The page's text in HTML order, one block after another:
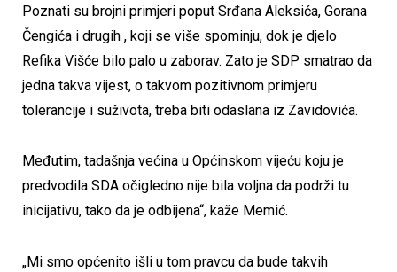
Poznati su brojni primjeri poput Srđana Aleksića, Gorana
Čengića i drugih , koji se više spominju, dok je djelo
Refika Višće bilo palo u zaborav. Zato je SDP smatrao da
jedna takva vijest, o takvom pozitivnom primjeru
tolerancije i suživota, treba biti odaslana iz Zavidovića.
Međutim, tadašnja većina u Općinskom vijeću koju je
predvodila SDA očigledno nije bila voljna da podrži tu
inicijativu, tako da je odbijena“, kaže Memić.
„Mi smo općenito išli u tom pravcu da bude takvih